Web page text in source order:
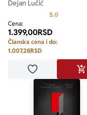
Dejan Lučić
5.0
Cena:
1.399,00RSD
Članska cena i do:
1.007,28RSD
Dodaj u omiljene